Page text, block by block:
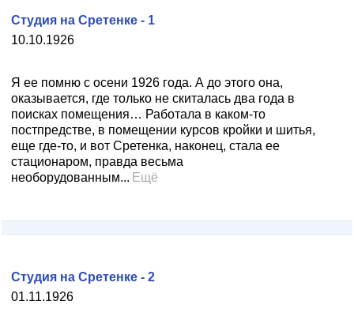
10.10.1926
Студия на Сретенке - 1
Я ее помню с осени 1926 года. А до этого она,
оказывается, где только не скиталась два года в
поисках помещения… Работала в каком-то
постпредстве, в помещении курсов кройки и шитья,
еще где-то, и вот Сретенка, наконец, стала ее
стационаром, правда весьма
необорудованным... Ещё
01.11.1926
Студия на Сретенке - 2